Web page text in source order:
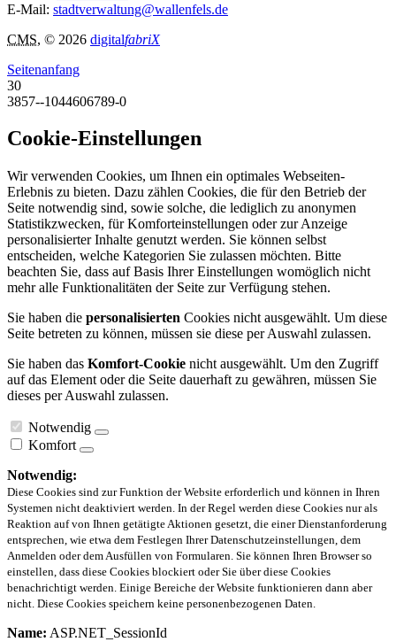
E-Mail: stadtverwaltung@wallenfels.de
CMS, © 2026 digitalfabriX
Seitenanfang
30
3857--1044606789-0
Cookie-Einstellungen
Wir verwenden Cookies, um Ihnen ein optimales Webseiten-
Erlebnis zu bieten. Dazu zählen Cookies, die für den Betrieb der
Seite notwendig sind, sowie solche, die lediglich zu anonymen
Statistikzwecken, für Komforteinstellungen oder zur Anzeige
personalisierter Inhalte genutzt werden. Sie können selbst
entscheiden, welche Kategorien Sie zulassen möchten. Bitte
beachten Sie, dass auf Basis Ihrer Einstellungen womöglich nicht
mehr alle Funktionalitäten der Seite zur Verfügung stehen.
Sie haben die personalisierten Cookies nicht ausgewählt. Um diese
Seite betreten zu können, müssen sie diese per Auswahl zulassen.
Sie haben das Komfort-Cookie nicht ausgewählt. Um den Zugriff
auf das Element oder die Seite dauerhaft zu gewähren, müssen Sie
dieses per Auswahl zulassen.
Notwendig
Komfort
Notwendig:
Diese Cookies sind zur Funktion der Website erforderlich und können in Ihren
Systemen nicht deaktiviert werden. In der Regel werden diese Cookies nur als
Reaktion auf von Ihnen getätigte Aktionen gesetzt, die einer Dienstanforderung
entsprechen, wie etwa dem Festlegen Ihrer Datenschutzeinstellungen, dem
Anmelden oder dem Ausfüllen von Formularen. Sie können Ihren Browser so
einstellen, dass diese Cookies blockiert oder Sie über diese Cookies
benachrichtigt werden. Einige Bereiche der Website funktionieren dann aber
nicht. Diese Cookies speichern keine personenbezogenen Daten.
Name: ASP.NET_SessionId